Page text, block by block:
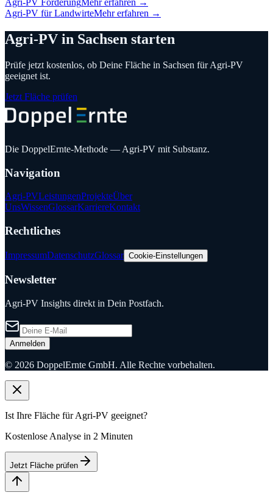
Agri-PV FörderungMehr erfahren →
Agri-PV für LandwirteMehr erfahren →
Agri-PV in Sachsen starten
Prüfe jetzt kostenlos, ob Deine Fläche in Sachsen für Agri-PV
geeignet ist.
Jetzt Fläche prüfen
Die DoppelErnte-Methode — Agri-PV mit Substanz.
Navigation
Agri-PVLeistungenProjekteÜber
UnsWissenGlossarKarriereKontakt
Rechtliches
ImpressumDatenschutzGlossar Cookie-Einstellungen
Newsletter
Agri-PV Insights direkt in Dein Postfach.
Anmelden
© 2026 DoppelErnte GmbH. Alle Rechte vorbehalten.
Ist Ihre Fläche für Agri-PV geeignet?
Kostenlose Analyse in 2 Minuten
Jetzt Fläche prüfen